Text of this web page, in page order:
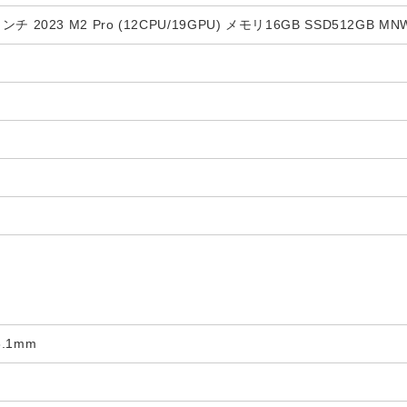
チ 2023 M2 Pro (12CPU/19GPU) メモリ16GB SSD512GB